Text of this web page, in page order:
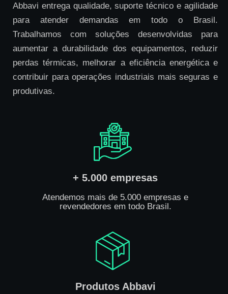
Abbavi entrega qualidade, suporte técnico e agilidade
para atender demandas em todo o Brasil.
Trabalhamos com soluções desenvolvidas para
aumentar a durabilidade dos equipamentos, reduzir
perdas térmicas, melhorar a eficiência energética e
contribuir para operações industriais mais seguras e
produtivas.
+ 5.000 empresas
Atendemos mais de 5.000 empresas e
revendedores em todo Brasil.
Produtos Abbavi